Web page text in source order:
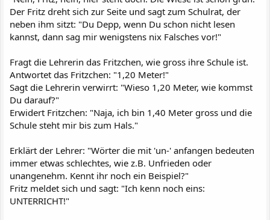
Der Fritz dreht sich zur Seite und sagt zum Schulrat, der
neben ihm sitzt: "Du Depp, wenn Du schon nicht lesen
kannst, dann sag mir wenigstens nix Falsches vor!"
Fragt die Lehrerin das Fritzchen, wie gross ihre Schule ist.
Antwortet das Fritzchen: "1,20 Meter!"
Sagt die Lehrerin verwirrt: "Wieso 1,20 Meter, wie kommst
Du darauf?"
Erwidert Fritzchen: "Naja, ich bin 1,40 Meter gross und die
Schule steht mir bis zum Hals."
Erklärt der Lehrer: "Wörter die mit 'un-' anfangen bedeuten
immer etwas schlechtes, wie z.B. Unfrieden oder
unangenehm. Kennt ihr noch ein Beispiel?"
Fritz meldet sich und sagt: "Ich kenn noch eins:
UNTERRICHT!"